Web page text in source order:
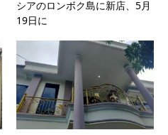
シアのロンボク島に新店、5月
19日に